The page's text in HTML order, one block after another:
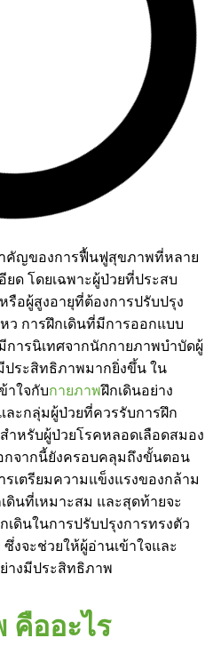
คัญของการฟื้นฟูสุขภาพที่หลาย
ยด โดยเฉพาะผู้ป่วยที่ประสบ
รือผู้สูงอายุที่ต้องการปรับปรุง
ว การฝึกเดินที่มีการออกแบบ
การนิเทศจากนักกายภาพบำบัดผู้
ระสิทธิภาพมากยิ่งขึ้น ใน
าใจกับกายภาพฝึกเดินอย่าง
ะกลุ่มผู้ป่วยที่ควรรับการฝึก
ำหรับผู้ป่วยโรคหลอดเลือดสมอง
กจากนี้ยังครอบคลุมถึงขั้นตอน
เตรียมความแข็งแรงของกล้าม
ดินที่เหมาะสม และสุดท้ายจะ
ดินในการปรับปรุงการทรงตัว
งจะช่วยให้ผู้อ่านเข้าใจและ
างมีประสิทธิภาพ
คืออะไร